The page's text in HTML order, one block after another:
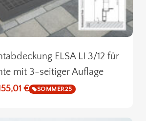
ELSA LI 3/12 für
mit 3-seitiger Auflage
€ SOMMER25